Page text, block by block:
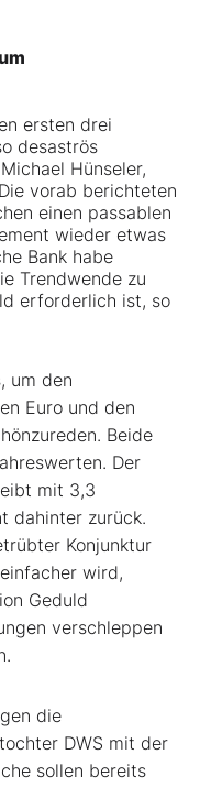
ersten drei
desaströs
Hünseler,
vorab berichteten
einen passablen
wieder etwas
Bank habe
Trendwende zu
erforderlich ist, so
um den
Euro und den
Beide
Der
mit 3,3
dahinter zurück.
Konjunktur
wird,
Geduld
verschleppen
die
DWS mit der
sollen bereits